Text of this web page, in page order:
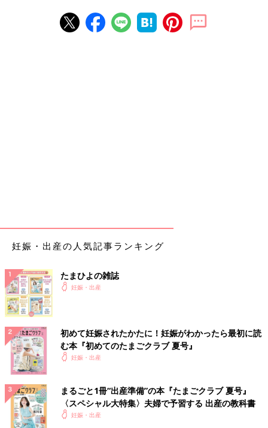
妊娠・出産の人気記事ランキング
たまひよの雑誌
妊娠・出産
初めて妊娠されたかたに！妊娠がわかったら最初に読
む本『初めてのたまごクラブ 夏号』
妊娠・出産
まるごと1冊“出産準備”の本『たまごクラブ 夏号』
〈スペシャル大特集〉夫婦で予習する 出産の教科書
妊娠・出産